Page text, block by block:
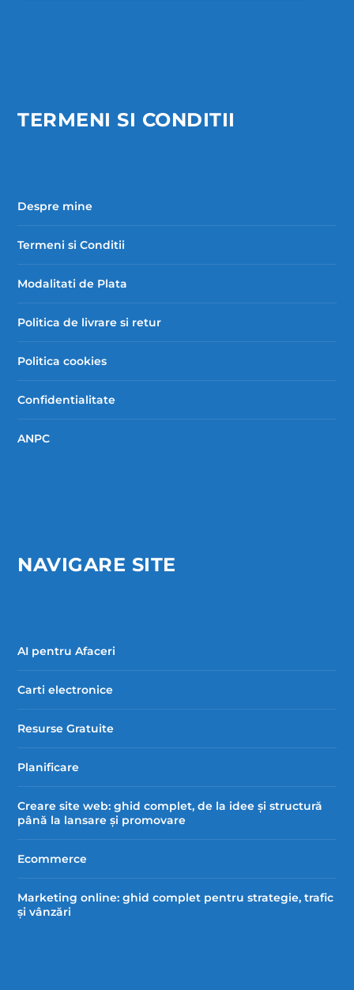
TERMENI SI CONDITII
Despre mine
Termeni si Conditii
Modalitati de Plata
Politica de livrare si retur
Politica cookies
Confidentialitate
ANPC
NAVIGARE SITE
AI pentru Afaceri
Carti electronice
Resurse Gratuite
Planificare
Creare site web: ghid complet, de la idee și structură
până la lansare și promovare
Ecommerce
Marketing online: ghid complet pentru strategie, trafic
și vânzări